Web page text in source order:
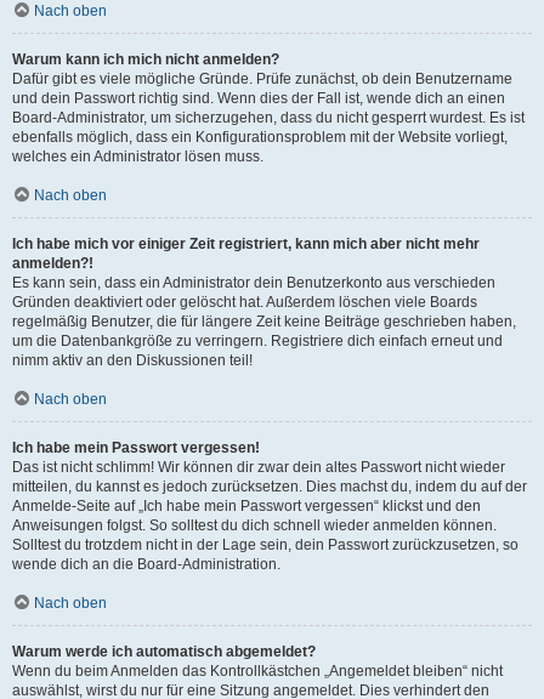
Nach oben
Warum kann ich mich nicht anmelden?
Dafür gibt es viele mögliche Gründe. Prüfe zunächst, ob dein Benutzername
und dein Passwort richtig sind. Wenn dies der Fall ist, wende dich an einen
Board-Administrator, um sicherzugehen, dass du nicht gesperrt wurdest. Es ist
ebenfalls möglich, dass ein Konfigurationsproblem mit der Website vorliegt,
welches ein Administrator lösen muss.
Nach oben
Ich habe mich vor einiger Zeit registriert, kann mich aber nicht mehr
anmelden?!
Es kann sein, dass ein Administrator dein Benutzerkonto aus verschieden
Gründen deaktiviert oder gelöscht hat. Außerdem löschen viele Boards
regelmäßig Benutzer, die für längere Zeit keine Beiträge geschrieben haben,
um die Datenbankgröße zu verringern. Registriere dich einfach erneut und
nimm aktiv an den Diskussionen teil!
Nach oben
Ich habe mein Passwort vergessen!
Das ist nicht schlimm! Wir können dir zwar dein altes Passwort nicht wieder
mitteilen, du kannst es jedoch zurücksetzen. Dies machst du, indem du auf der
Anmelde-Seite auf „Ich habe mein Passwort vergessen“ klickst und den
Anweisungen folgst. So solltest du dich schnell wieder anmelden können.
Solltest du trotzdem nicht in der Lage sein, dein Passwort zurückzusetzen, so
wende dich an die Board-Administration.
Nach oben
Warum werde ich automatisch abgemeldet?
Wenn du beim Anmelden das Kontrollkästchen „Angemeldet bleiben“ nicht
auswählst, wirst du nur für eine Sitzung angemeldet. Dies verhindert den